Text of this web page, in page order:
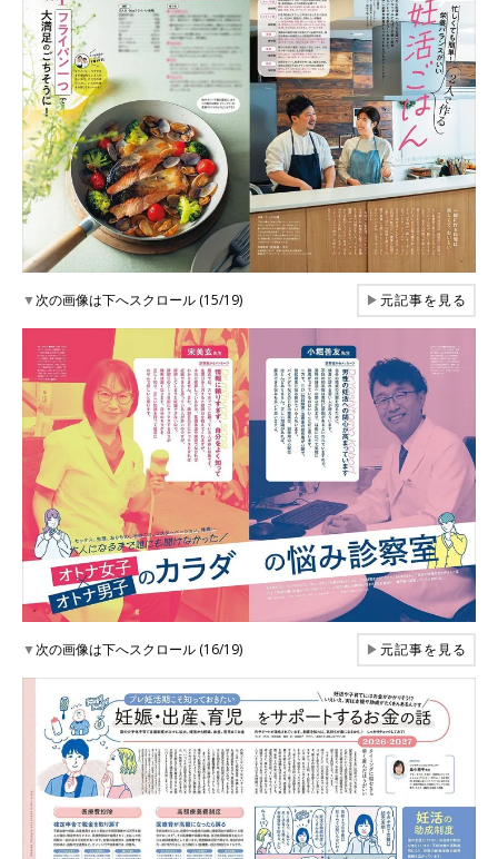
▼次の画像は下へスクロール (15/19) ▶元記事を見る
▼次の画像は下へスクロール (16/19) ▶元記事を見る